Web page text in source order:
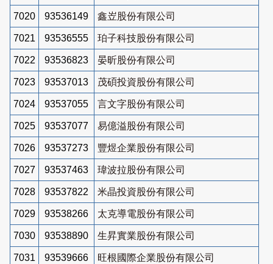
7020 93536149 鑫岦股份有限公司
7021 93536555 珀子科技股份有限公司
7022 93536823 晏昕股份有限公司
7023 93537013 茂碩投資股份有限公司
7024 93537055 言文字股份有限公司
7025 93537077 易億溢股份有限公司
7026 93537273 豐煜企業股份有限公司
7027 93537463 瑋波拉股份有限公司
7028 93537822 米晶投資股份有限公司
7029 93538266 太克導電股份有限公司
7030 93538890 生昇實業股份有限公司
7031 93539666 旺根國際企業股份有限公司